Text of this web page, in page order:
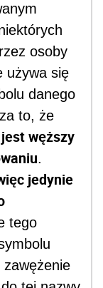
osoby
używa się
danego
to, że
węższy
.
jedynie
tego